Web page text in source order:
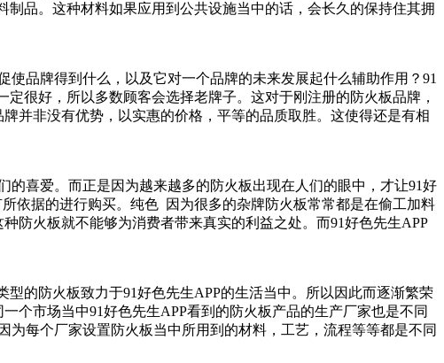
。这种材料如果应用到公共设施当中的话，会长久的保持住其拥
品牌得到什么，以及它对一个品牌的未来发展起什么辅助作用？91
，所以多数顾客会选择老牌子。这对于刚注册的防火板品牌，
非没有优势，以实惠的价格，平等的品质取胜。这使得还是有相
的喜爱。而正是因为越来越多的防火板出现在人们的眼中，才让91好
依据的进行购买。纯色 因为很多的杂牌防火板常常都是在偷工加料
防火板就不能够为消费者带来真实的利益之处。而91好色先生APP
的防火板致力于91好色先生APP的生活当中。所以因此而逐渐繁荣
一个市场当中91好色先生APP看到的防火板产品的生产厂家也是不同
每个厂家设置防火板当中所用到的材料，工艺，流程等等都是不同